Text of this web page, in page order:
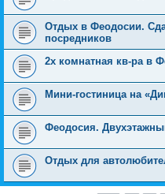
Отдых в Феодосии.
посредников
2х комнатная кв-ра в
Мини-гостиница на
Феодосия.
Отдых для